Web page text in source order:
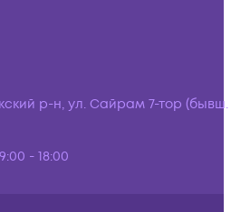
р-н, ул. Сайрам 7-тор (бывш.
- 18:00